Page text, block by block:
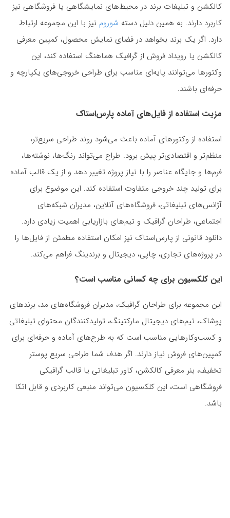
کالکشن و تبلیغات برند در محیط‌های نمایشگاهی یا فروشگاهی نیز
کاربرد دارند. به همین دلیل دسته شوروم نیز با این مجموعه ارتباط
دارد. اگر یک برند بخواهد در فضای نمایش محصول، کمپین معرفی
کالکشن یا رویداد فروش از گرافیک هماهنگ استفاده کند، این
وکتورها می‌توانند پایه‌ای مناسب برای طراحی خروجی‌های یکپارچه و
حرفه‌ای باشند.
مزیت استفاده از فایل‌های آماده پارس‌استاک
استفاده از وکتورهای آماده باعث می‌شود روند طراحی سریع‌تر،
منظم‌تر و اقتصادی‌تر پیش برود. طراح می‌تواند رنگ‌ها، نوشته‌ها،
فرم‌ها و جایگاه عناصر را با نیاز پروژه تغییر دهد و از یک قالب آماده
برای تولید چند خروجی متفاوت استفاده کند. این موضوع برای
آژانس‌های تبلیغاتی، فروشگاه‌های آنلاین، مدیران شبکه‌های
اجتماعی، طراحان گرافیک و تیم‌های بازاریابی اهمیت زیادی دارد.
دانلود قانونی از پارس‌استاک نیز امکان استفاده مطمئن از فایل‌ها را
در پروژه‌های تجاری، چاپی، دیجیتال و برندینگ فراهم می‌کند.
این کلکسیون برای چه کسانی مناسب است؟
این مجموعه برای طراحان گرافیک، مدیران فروشگاه‌های مد، برندهای
پوشاک، تیم‌های دیجیتال مارکتینگ، تولیدکنندگان محتوای تبلیغاتی
و کسب‌وکارهایی مناسب است که به طرح‌های آماده و حرفه‌ای برای
کمپین‌های فروش نیاز دارند. اگر هدف شما طراحی سریع پوستر
تخفیف، بنر معرفی کالکشن، کاور تبلیغاتی یا قالب گرافیکی
فروشگاهی است، این کلکسیون می‌تواند منبعی کاربردی و قابل اتکا
باشد.